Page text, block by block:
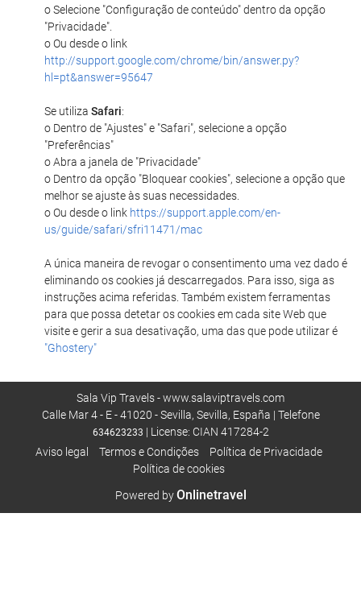
o Selecione "Configuração de conteúdo" dentro da opção
"Privacidade".
o Ou desde o link
http://support.google.com/chrome/bin/answer.py?
hl=pt&answer=95647
Se utiliza Safari:
o Dentro de "Ajustes" e "Safari", selecione a opção
"Preferências"
o Abra a janela de "Privacidade"
o Dentro da opção "Bloquear cookies", selecione a opção que
melhor se ajuste às suas necessidades.
o Ou desde o link https://support.apple.com/en-
us/guide/safari/sfri11471/mac
A única maneira de revogar o consentimento uma vez dado é
eliminando os cookies já descarregados. Para isso, siga as
instruções acima referidas. Também existem ferramentas
para que possa detetar os cookies em cada site Web que
visite e gerir a sua desativação, uma das que pode utilizar é
"Ghostery"
Sala Vip Travels - www.salaviptravels.com
Calle Mar 4 - E - 41020 - Sevilla, Sevilla, España | Telefone
634623233 | License: CIAN 417284-2
Aviso legal
Termos e Condições
Política de Privacidade
Política de cookies
Powered byOnlinetravel